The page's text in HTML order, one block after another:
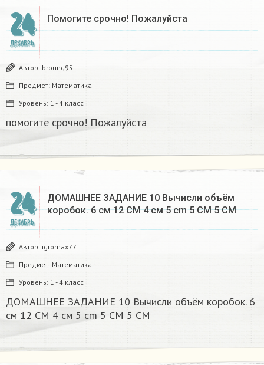
24
ДЕКАБРЬ
Помогите срочно! Пожалуйста
Автор: broung95
Предмет: Математика
Уровень: 1 - 4 класс
помогите срочно! Пожалуйста
24
ДЕКАБРЬ
ДОМАШНЕЕ ЗАДАНИЕ 10 Вычисли объём
коробок. 6 см 12 CM 4 см 5 cm 5 CM 5 CM​
Автор: igromax77
Предмет: Математика
Уровень: 1 - 4 класс
ДОМАШНЕЕ ЗАДАНИЕ 10 Вычисли объём коробок. 6
см 12 CM 4 см 5 cm 5 CM 5 CM​